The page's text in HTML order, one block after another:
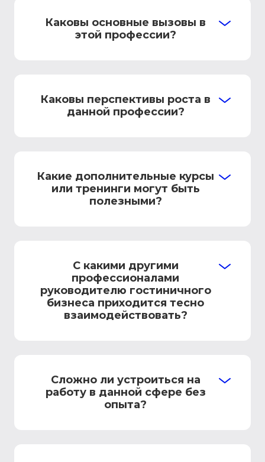
Каковы основные вызовы в
этой профессии?
Каковы перспективы роста в
данной профессии?
Какие дополнительные курсы
или тренинги могут быть
полезными?
С какими другими
профессионалами
руководителю гостиничного
бизнеса приходится тесно
взаимодействовать?
Сложно ли устроиться на
работу в данной сфере без
опыта?